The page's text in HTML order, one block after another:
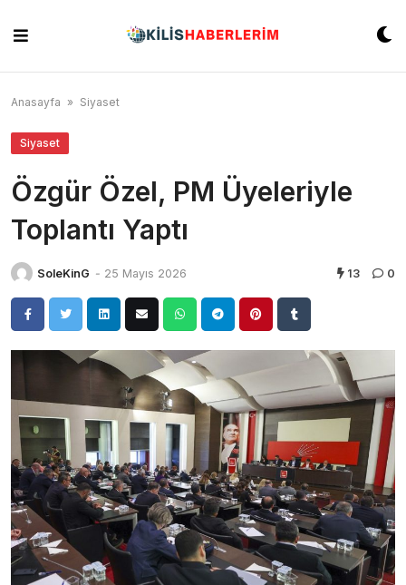
content
Anasayfa » Siyaset
Siyaset
Özgür Özel, PM Üyeleriyle
Toplantı Yaptı
SoleKinG - 25 Mayıs 2026 13 0